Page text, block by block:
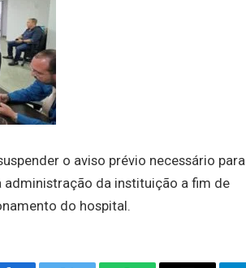
o aviso prévio necessário para
da instituição a fim de
do hospital.